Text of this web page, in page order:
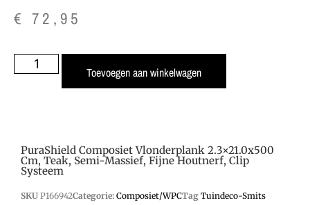
€ 72,95
Toevoegen aan winkelwagen
PuraShield Composiet Vlonderplank 2.3×21.0x500
Cm, Teak, Semi-Massief, Fijne Houtnerf, Clip
Systeem
SKU P166942Categorie: Composiet/WPCTag Tuindeco-Smits